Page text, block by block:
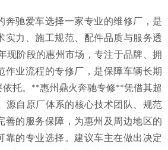
奔驰爱车选择一家专业的维修厂，是
实力、施工规范、配件品质与服务透
现阶段的惠州市场，专注于品牌、拥
作业流程的专修厂，是保障车辆长期
托。**惠州鼎火奔驰专修**凭借其超
源自原厂体系的核心技术团队、规范
善的服务保障，为惠州及周边地区的
靠的专业选择。建议车主在做出决定